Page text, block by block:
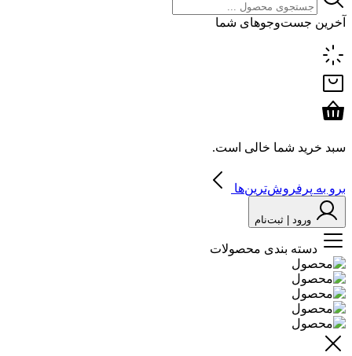
آخرین جست‌وجوهای شما
سبد خرید شما خالی است.
برو به پرفروش‌ترین‌ها
ورود | ثبت‌نام
دسته بندی محصولات